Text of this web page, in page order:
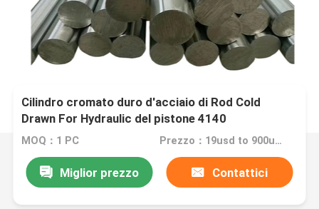
Cilindro cromato duro d'acciaio di Rod Cold
Drawn For Hydraulic del pistone 4140
MOQ：1 PC Prezzo：19usd to 900usd per piece
Miglior prezzo Contattici